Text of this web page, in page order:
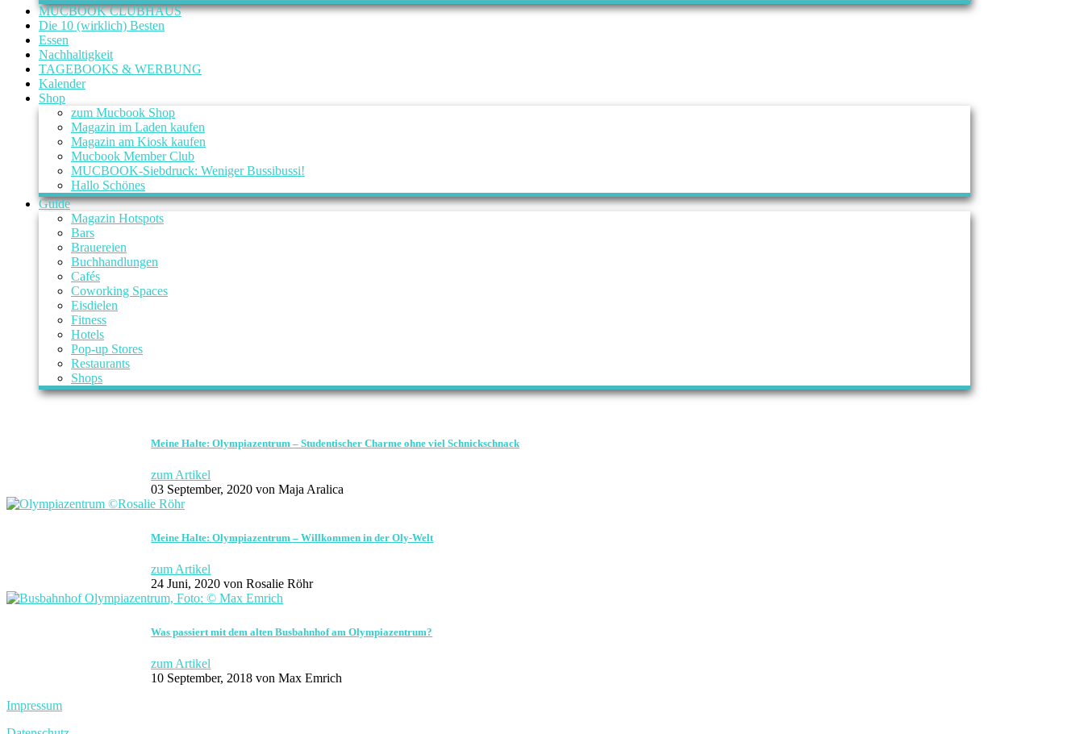
MUCBOOK CLUBHAUS
Die 10 (wirklich) Besten
Essen
Nachhaltigkeit
TAGEBOOKS & WERBUNG
Kalender
Shop
zum Mucbook Shop
Magazin im Laden kaufen
Magazin am Kiosk kaufen
Mucbook Member Club
MUCBOOK-Siebdruck: Weniger Bussibussi!
Hallo Schönes
Guide
Magazin Hotspots
Bars
Brauereien
Buchhandlungen
Cafés
Coworking Spaces
Eisdielen
Fitness
Hotels
Pop-up Stores
Restaurants
Shops
Meine Halte: Olympiazentrum – Studentischer Charme ohne viel Schnickschnack
zum Artikel
03 September, 2020 von Maja Aralica
Meine Halte: Olympiazentrum – Willkommen in der Oly-Welt
zum Artikel
24 Juni, 2020 von Rosalie Röhr
Was passiert mit dem alten Busbahnhof am Olympiazentrum?
zum Artikel
10 September, 2018 von Max Emrich
Impressum